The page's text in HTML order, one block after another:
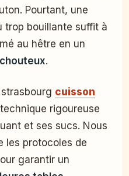
Pourtant, une
trop bouillante suffit à
au hêtre en un
.
cuisson
rigoureuse
et ses sucs. Nous
les protocoles de
garantir un